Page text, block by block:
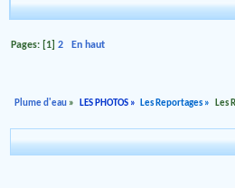
Pages: [1]2 En haut
Plume d'eau » LES PHOTOS » Les Reportages » Les